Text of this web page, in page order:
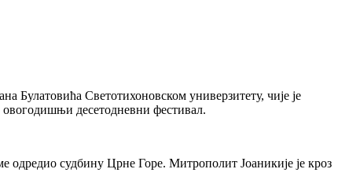
Булатовића Светотихоновском универзитету, чије је
овогодишњи десетодневни фестивал.
одредио судбину Црне Горе. Митрополит Јоаникије је кроз